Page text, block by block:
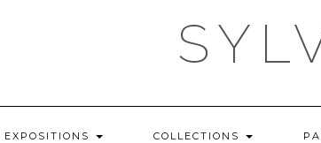
EXPOSITIONS COLLECTIONS